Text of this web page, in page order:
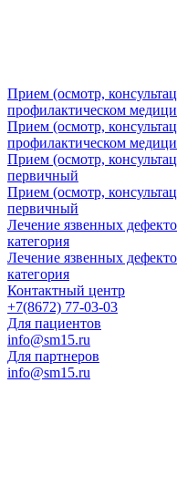
Прием (осмотр,
профилактическом
Прием (осмотр,
профилактическом
Прием (осмотр,
первичный
Прием (осмотр,
первичный
Лечение язвенных
категория
Лечение язвенных
категория
Контактный центр
+7(8672) 77-03-03
Для пациентов
info@sm15.ru
Для партнеров
info@sm15.ru